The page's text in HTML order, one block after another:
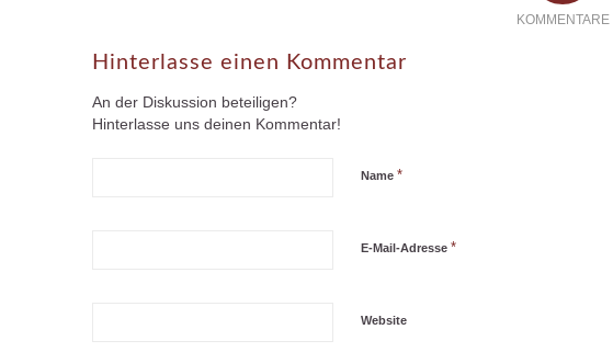
KOMMENTARE
Hinterlasse einen Kommentar
An der Diskussion beteiligen?
Hinterlasse uns deinen Kommentar!
Name *
E-Mail-Adresse *
Website